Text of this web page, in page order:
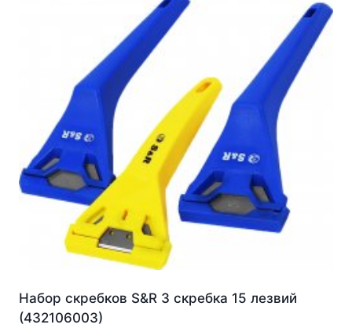
Набор скребков S&R 3 скребка 15 лезвий
(432106003)